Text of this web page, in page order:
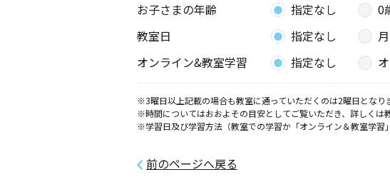
0歳～高校生
興野教室
千葉県銚子市東芝町８－１７ 七野ビル２Ｆ
月
0歳～高校生
お子さまの年齢 指定なし 0
教室日
指定なし 月
オンライン&教室学習
指定なし
※3曜日以上記載の場合も教室に通っていただくのは2曜日となり
※時間についてはおおよその目安としてご覧いただき、詳しくは
※学習日及び学習方法（教室での学習か「オンライン＆教室学習
前のページへ戻る